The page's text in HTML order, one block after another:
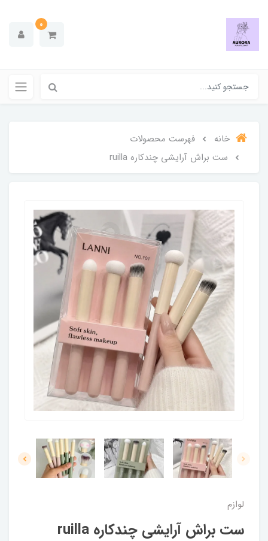
0
خانه
فهرست محصولات
ست براش آرایشی چندکاره ruilla
لوازم
ست براش آرایشی چندکاره ruilla